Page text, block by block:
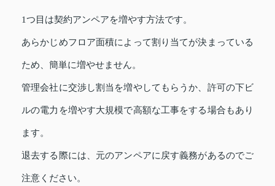
1つ目は契約アンペアを増やす方法です。
あらかじめフロア面積によって割り当てが決まっている
ため、簡単に増やせません。
管理会社に交渉し割当を増やしてもらうか、許可の下ビ
ルの電力を増やす大規模で高額な工事をする場合もあり
ます。
退去する際には、元のアンペアに戻す義務があるのでご
注意ください。